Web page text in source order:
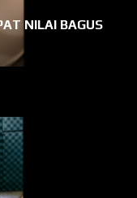
NILAI BAGUS